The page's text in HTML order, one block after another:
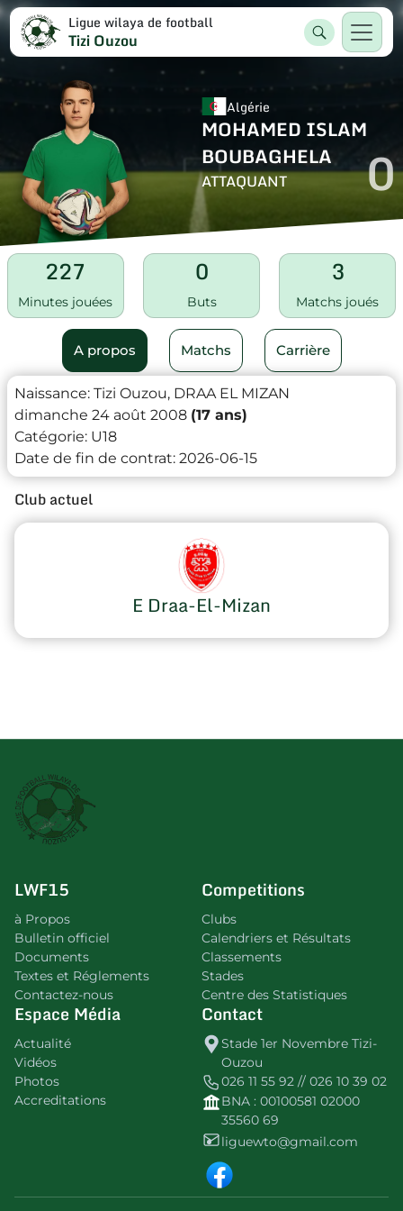
Ligue wilaya de football
Tizi Ouzou
Algérie
MOHAMED ISLAM
BOUBAGHELA
ATTAQUANT 0
227
Minutes jouées
0
Buts
3
Matchs joués
A propos Matchs Carrière
Naissance: Tizi Ouzou, DRAA EL MIZAN
dimanche 24 août 2008 (17 ans)
Catégorie: U18
Date de fin de contrat: 2026-06-15
Club actuel
E Draa-El-Mizan
LWF15
à Propos
Bulletin officiel
Documents
Textes et Réglements
Contactez-nous
Competitions
Clubs
Calendriers et Résultats
Classements
Stades
Centre des Statistiques
Espace Média
Actualité
Vidéos
Photos
Accreditations
Contact
Stade 1er Novembre Tizi-
Ouzou
026 11 55 92 // 026 10 39 02
BNA : 00100581 02000
35560 69
liguewto@gmail.com